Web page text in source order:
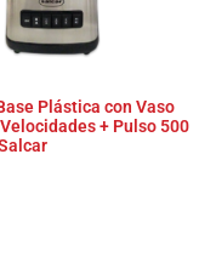
Plástica con Vaso
+ Pulso 500